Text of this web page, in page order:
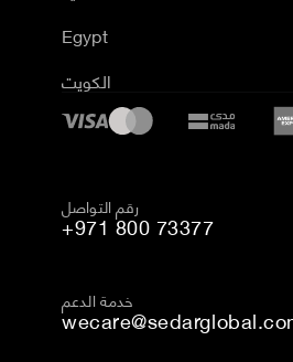
Egypt
الكويت
رقم التواصل
+971 800 73377
خدمة الدعم